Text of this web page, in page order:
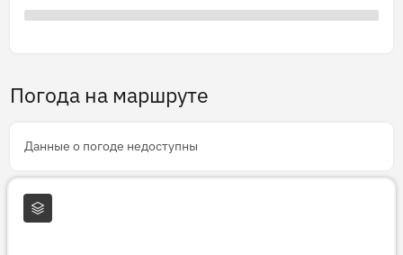
Погода на маршруте
Данные о погоде недоступны